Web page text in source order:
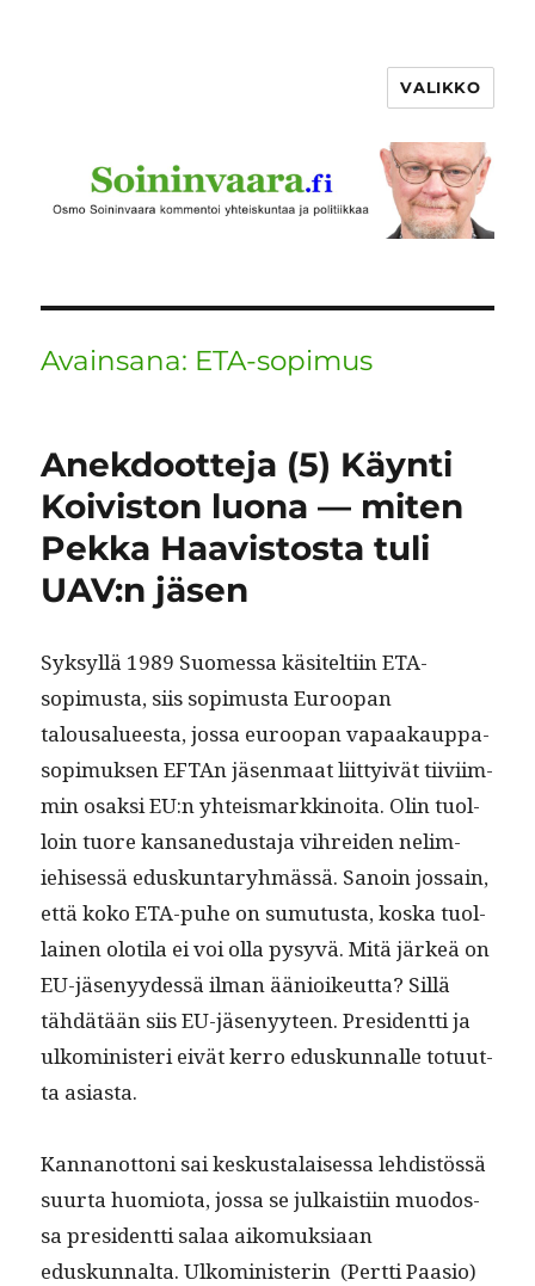
VALIKKO
Avainsana: ETA-sopimus
Anekdootteja (5) Käynti
Koiviston luona — miten
Pekka Haavistosta tuli
UAV:n jäsen
Syksyl­lä 1989 Suomes­sa käsitelti­in ETA-
sopimus­ta, siis sopimus­ta Euroopan
talousalueesta, jos­sa euroopan vapaakaup­pa­
sopimuk­sen EFTAn jäsen­maat liit­tyivät tiivi­im­
min osak­si EU:n yhteis­markki­noi­ta. Olin tuol­
loin tuore kansane­dus­ta­ja vihrei­den nelim­
iehisessä eduskun­taryh­mässä. Sanoin jos­sain,
että koko ETA-puhe on sumu­tus­ta, kos­ka tuol­
lainen oloti­la ei voi olla pysyvä. Mitä järkeä on
EU-jäsenyy­dessä ilman äänioikeut­ta? Sil­lä
tähdätään siis EU-jäsenyy­teen. Pres­i­dent­ti ja
ulko­min­is­teri eivät ker­ro eduskun­nalle totu­ut­
ta asiasta.
Kan­nan­ot­toni sai keskusta­laises­sa lehdis­tössä
suur­ta huomio­ta, jos­sa se julka­isti­in muo­dos­
sa pres­i­dent­ti salaa aiko­muk­si­aan
eduskunnal­ta. Ulko­min­is­terin (Pert­ti Paa­sio)